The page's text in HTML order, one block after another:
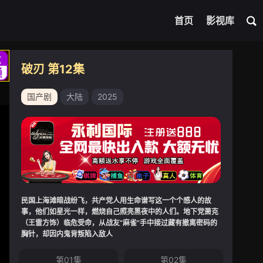
首页 影视库
破刃 第12集
国产剧 大陆 2025
民国上海滩暗战纷飞，共产党人用生命谱写这一个个感人的故
事，他们如星光一样，燃烧自己照亮黑夜中的人们。地下党萧克
（王雷方饰）临危受命，从战友“麻雀”手中接过藏有撤离密码的
胸针，却因内鬼背叛陷入敌人
第01集 第02集